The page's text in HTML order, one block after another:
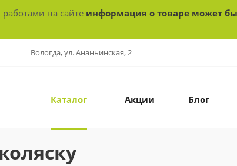
на сайте информация о товаре может
Вологда, ул. Ананьинская, 2
Каталог Акции Блог